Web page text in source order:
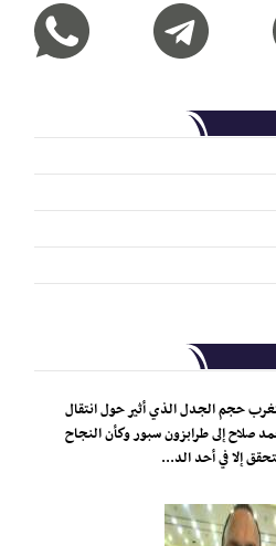
حجم الجدل الذي أثير حول انتقال
صلاح إلى طرابزون سبور وكأن النجاح
إلا في أحد الد...